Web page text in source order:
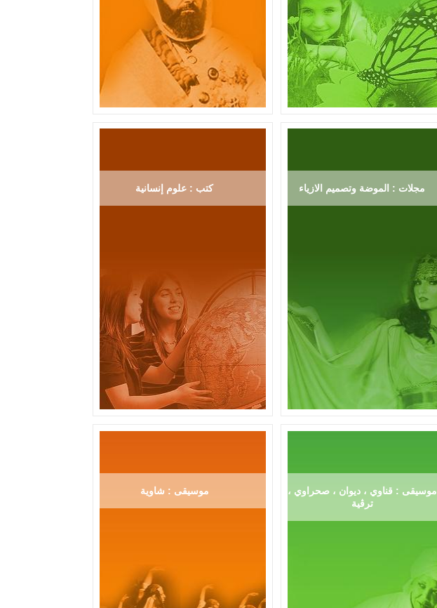
كتب : علوم إنسانية مجلات : الموضة وتصميم الازياء
موسيقى : شاوية
موسيقى : قناوي ، ديوان ، صحراوي ،
ترڨية